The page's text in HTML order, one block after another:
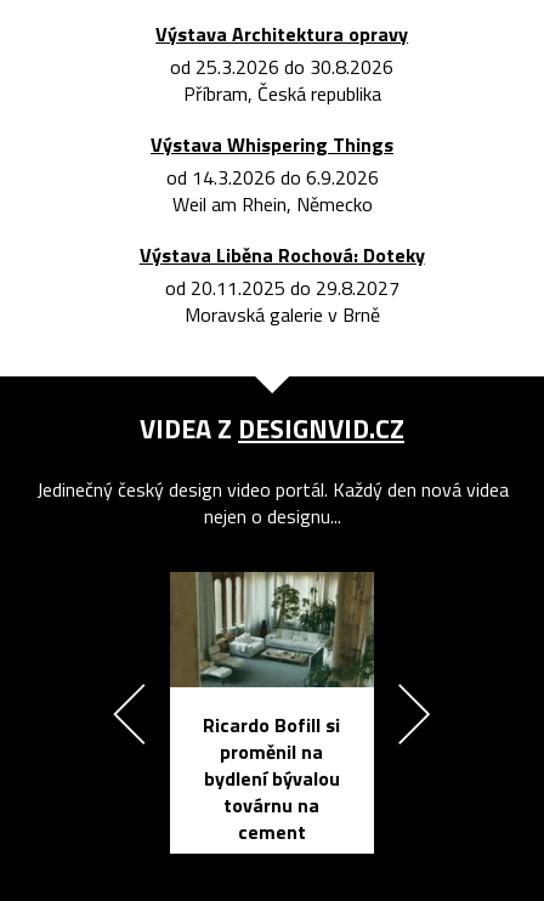
Výstava Architektura opravy
od 25.3.2026 do 30.8.2026
Příbram, Česká republika
Výstava Whispering Things
od 14.3.2026 do 6.9.2026
Weil am Rhein, Německo
Výstava Liběna Rochová: Doteky
od 20.11.2025 do 29.8.2027
Moravská galerie v Brně
VIDEA Z DESIGNVID.CZ
Jedinečný český design video portál. Každý den nová videa
nejen o designu...
Ricardo Bofill si
proměnil na
bydlení bývalou
továrnu na
cement